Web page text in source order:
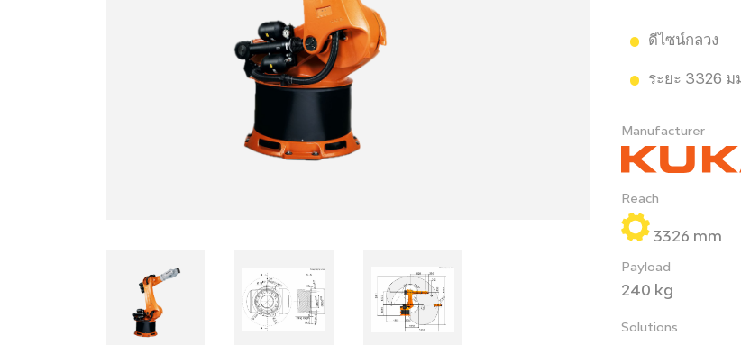
ดีไซน์กลวง
ระยะ 3326 ม
Manufacturer
Reach
3326 mm
Payload
240 kg
Solutions